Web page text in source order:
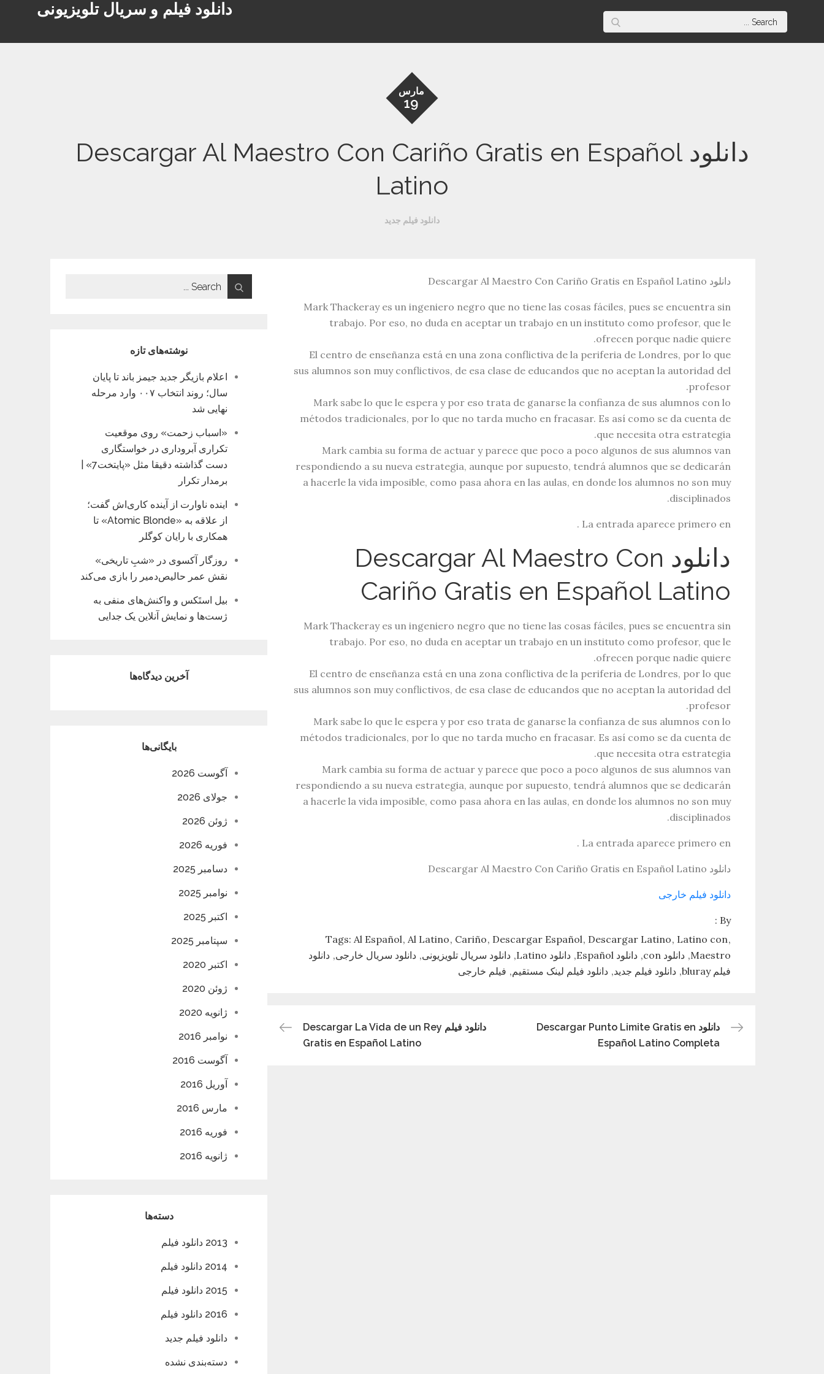
content
دانلود فیلم و سریال تلویزیونی
Search
for:
مارس
19
دانلود Descargar Al Maestro Con Cariño Gratis en Español
Latino
دانلود فیلم جدید
دانلود Descargar Al Maestro Con Cariño Gratis en Español Latino
Mark Thackeray es un ingeniero negro que no tiene las cosas fáciles, pues se encuentra sin
trabajo. Por eso, no duda en aceptar un trabajo en un instituto como profesor, que le
ofrecen porque nadie quiere.
El centro de enseñanza está en una zona conflictiva de la periferia de Londres, por lo que
sus alumnos son muy conflictivos, de esa clase de educandos que no aceptan la autoridad del
profesor.
Mark sabe lo que le espera y por eso trata de ganarse la confianza de sus alumnos con lo
métodos tradicionales, por lo que no tarda mucho en fracasar. Es así como se da cuenta de
que necesita otra estrategia.
Mark cambia su forma de actuar y parece que poco a poco algunos de sus alumnos van
respondiendo a su nueva estrategia, aunque por supuesto, tendrá alumnos que se dedicarán
a hacerle la vida imposible, como pasa ahora en las aulas, en donde los alumnos no son muy
disciplinados.
La entrada aparece primero en .
دانلود Descargar Al Maestro Con
Cariño Gratis en Español Latino
Mark Thackeray es un ingeniero negro que no tiene las cosas fáciles, pues se encuentra sin
trabajo. Por eso, no duda en aceptar un trabajo en un instituto como profesor, que le
ofrecen porque nadie quiere.
El centro de enseñanza está en una zona conflictiva de la periferia de Londres, por lo que
sus alumnos son muy conflictivos, de esa clase de educandos que no aceptan la autoridad del
profesor.
Mark sabe lo que le espera y por eso trata de ganarse la confianza de sus alumnos con lo
métodos tradicionales, por lo que no tarda mucho en fracasar. Es así como se da cuenta de
que necesita otra estrategia.
Mark cambia su forma de actuar y parece que poco a poco algunos de sus alumnos van
respondiendo a su nueva estrategia, aunque por supuesto, tendrá alumnos que se dedicarán
a hacerle la vida imposible, como pasa ahora en las aulas, en donde los alumnos no son muy
disciplinados.
La entrada aparece primero en .
دانلود Descargar Al Maestro Con Cariño Gratis en Español Latino
دانلود فیلم خارجی
By :
Tags: Al Español Al Latino Cariño Descargar Español Descargar Latino Latino con
Maestro دانلود con دانلود Español دانلود Latino دانلود سریال تلویزیونی دانلود سریال خارجی دانلود
فیلم bluray
دانلود فیلم جدید دانلود فیلم لینک مستقیم فیلم خارجی
راهبری
دانلود فیلم Descargar La Vida de un Rey
Gratis en Español Latino
دانلود Descargar Punto Limite Gratis en
Español Latino Completa
Search
for:
نوشته‌های تازه
اعلام بازیگر جدید جیمز باند تا پایان
سال؛ روند انتخاب ۰۰۷ وارد مرحله
نهایی شد
«اسباب زحمت» روی موقعیت
تکراری آبروداری در خواستگاری
دست گذاشته دقیقا مثل «پایتخت7» |
برمدار تکرار
اینده ناوارت از آینده کاری‌اش گفت؛
از علاقه به «Atomic Blonde» تا
همکاری با رایان کوگلر
روزگار آکسوی در «شبِ تاریخی»
نقش عمر حالیص‌دمیر را بازی می‌کند
بیل استَکس و واکنش‌های منفی به
ژست‌ها و نمایش آنلاین یک جدایی
آخرین دیدگاه‌ها
بایگانی‌ها
آگوست 2026
جولای 2026
ژوئن 2026
فوریه 2026
دسامبر 2025
نوامبر 2025
اکتبر 2025
سپتامبر 2025
اکتبر 2020
ژوئن 2020
ژانویه 2020
نوامبر 2016
آگوست 2016
آوریل 2016
مارس 2016
فوریه 2016
ژانویه 2016
دسته‌ها
2013 دانلود فیلم
2014 دانلود فیلم
2015 دانلود فیلم
2016 دانلود فیلم
دانلود فیلم جدید
دسته‌بندی نشده